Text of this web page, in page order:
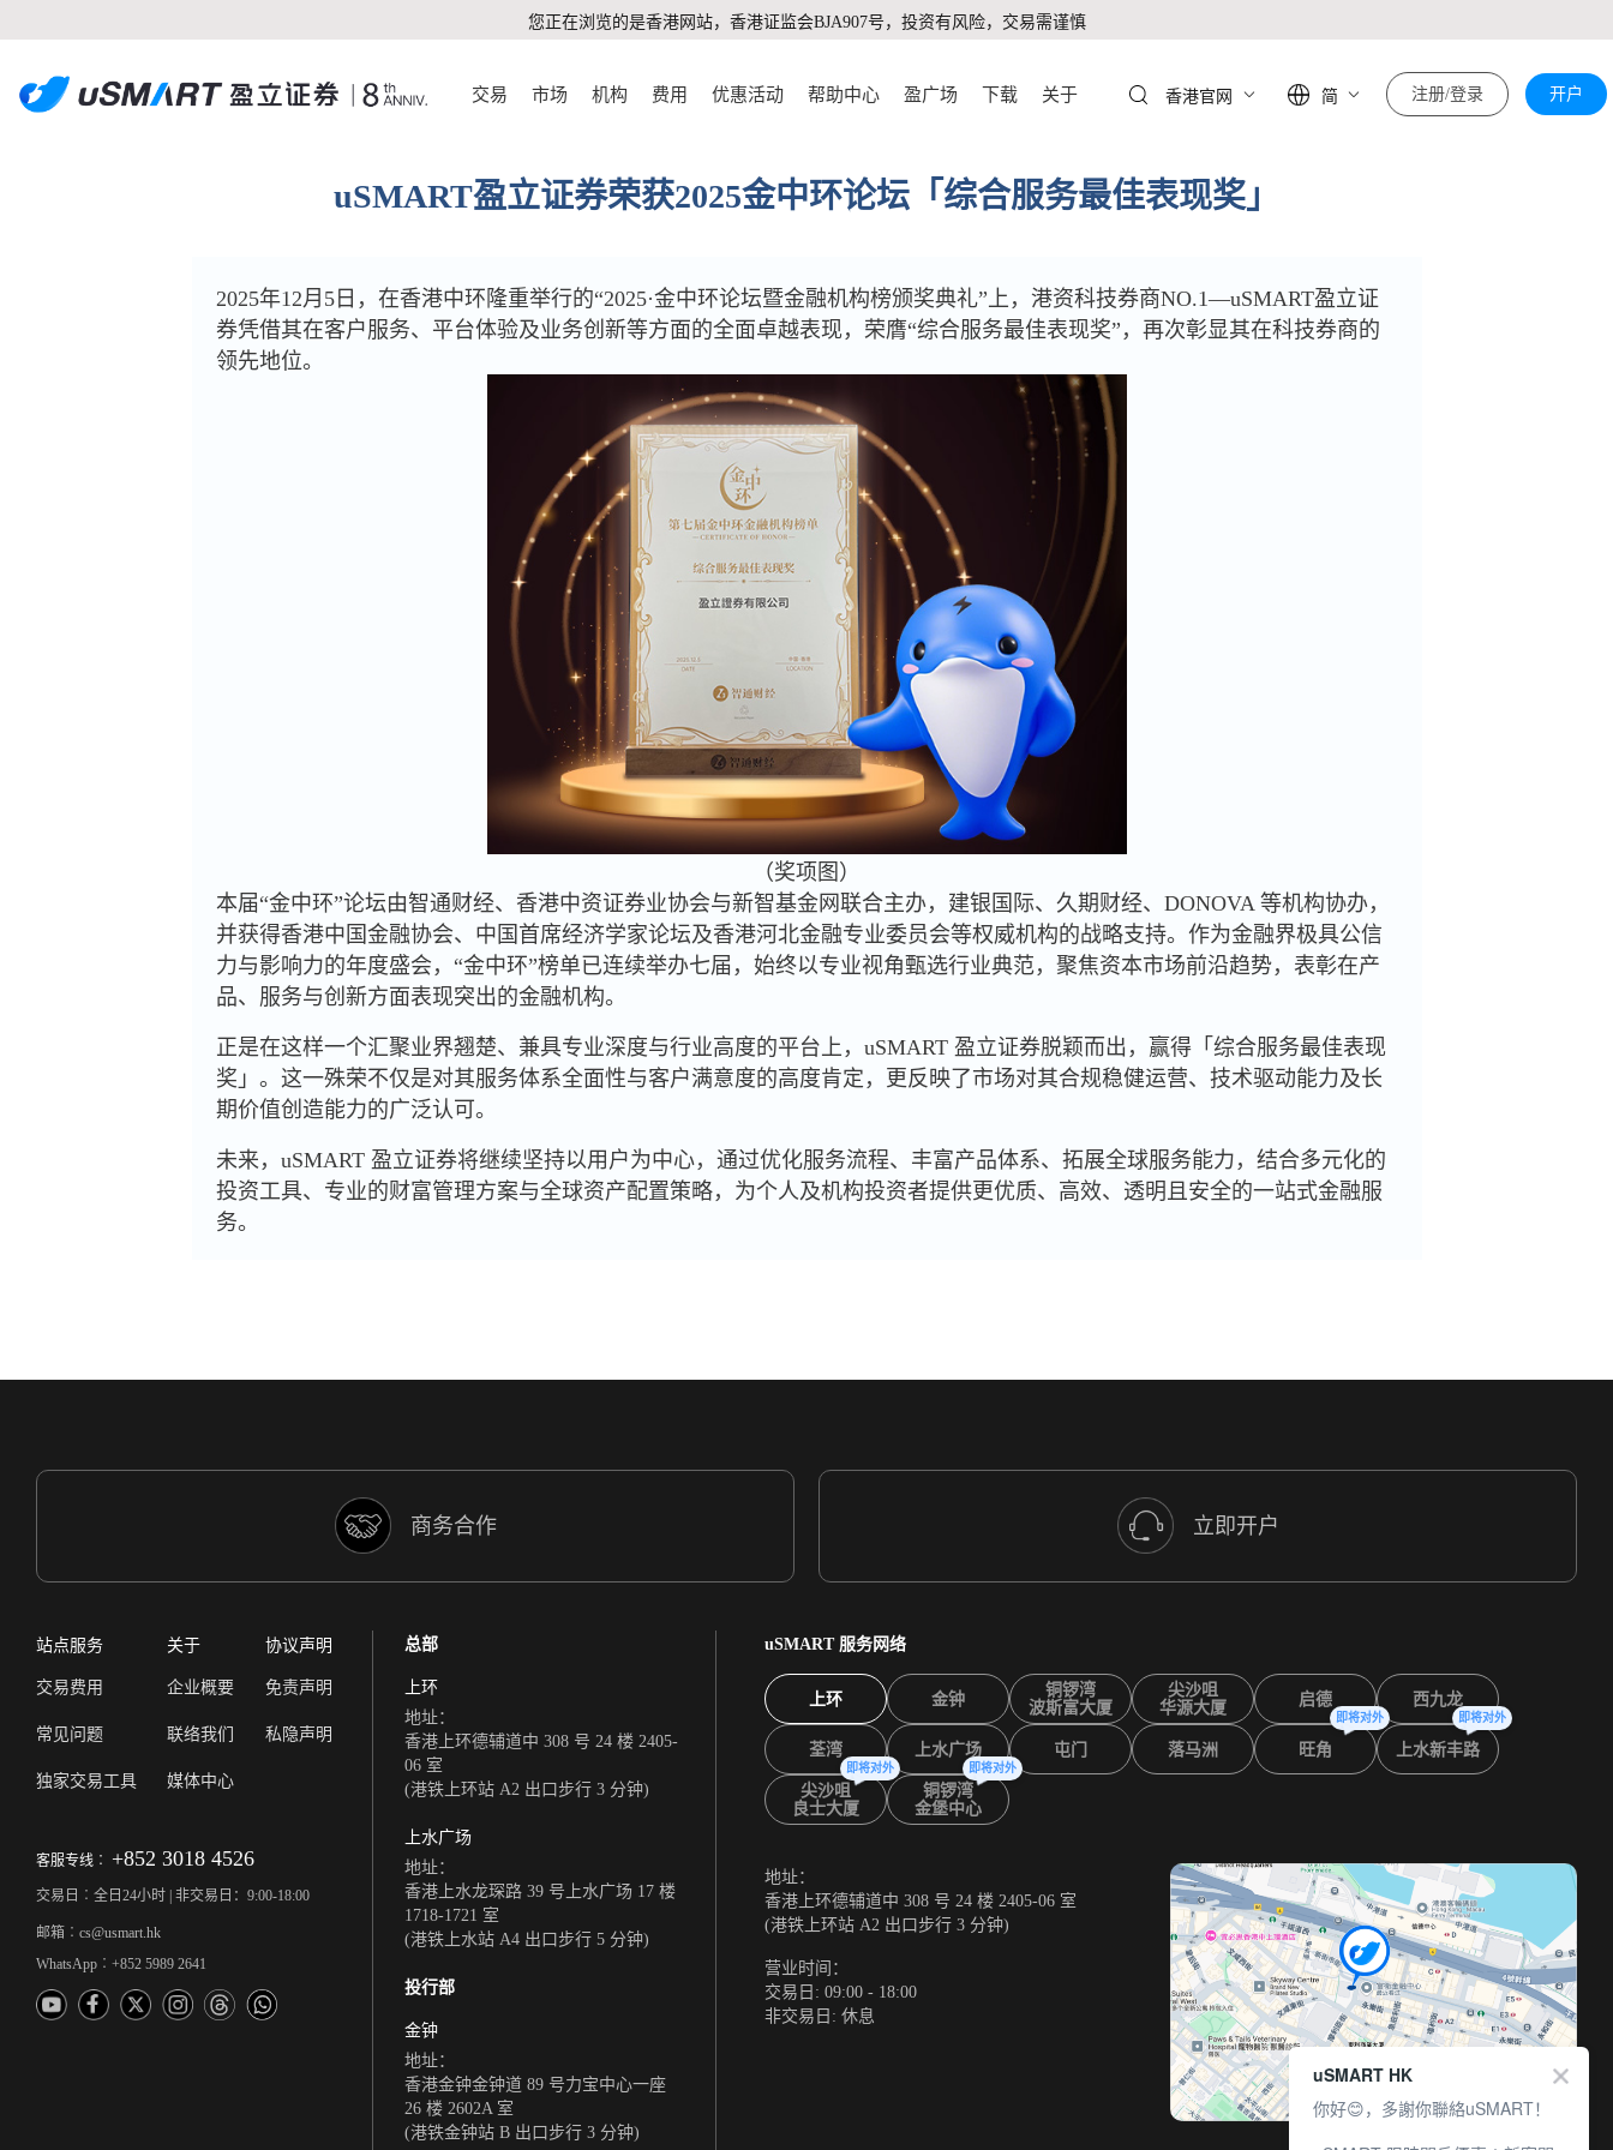
您正在浏览的是香港网站，香港证监会BJA907号，投资有风险，交易需谨慎
交易 市场 机构 费用 优惠活动 帮助中心 盈广场 下载 关于 香港官网 简 注册/登录 开户
uSMART盈立证券荣获2025金中环论坛「综合服务最佳表现奖」
2025年12月5日，在香港中环隆重举行的“2025·金中环论坛暨金融机构榜颁奖典礼”上，港资科技券商NO.1—uSMART盈立证
券凭借其在客户服务、平台体验及业务创新等方面的全面卓越表现，荣膺“综合服务最佳表现奖”，再次彰显其在科技券商的
领先地位。
（奖项图）
本届“金中环”论坛由智通财经、香港中资证券业协会与新智基金网联合主办，建银国际、久期财经、DONOVA 等机构协办，
并获得香港中国金融协会、中国首席经济学家论坛及香港河北金融专业委员会等权威机构的战略支持。作为金融界极具公信
力与影响力的年度盛会，“金中环”榜单已连续举办七届，始终以专业视角甄选行业典范，聚焦资本市场前沿趋势，表彰在产
品、服务与创新方面表现突出的金融机构。
正是在这样一个汇聚业界翘楚、兼具专业深度与行业高度的平台上，uSMART 盈立证券脱颖而出，赢得「综合服务最佳表现
奖」。这一殊荣不仅是对其服务体系全面性与客户满意度的高度肯定，更反映了市场对其合规稳健运营、技术驱动能力及长
期价值创造能力的广泛认可。
未来，uSMART 盈立证券将继续坚持以用户为中心，通过优化服务流程、丰富产品体系、拓展全球服务能力，结合多元化的
投资工具、专业的财富管理方案与全球资产配置策略，为个人及机构投资者提供更优质、高效、透明且安全的一站式金融服
务。
商务合作 立即开户
站点服务
交易费用
常见问题
独家交易工具
关于
企业概要
联络我们
媒体中心
协议声明
免责声明
私隐声明
客服专线︰ +852 3018 4526
交易日︰全日24小时 | 非交易日：9:00-18:00
邮箱︰cs@usmart.hk
WhatsApp︰+852 5989 2641
总部
上环
地址：
香港上环德辅道中 308 号 24 楼 2405-
06 室
(港铁上环站 A2 出口步行 3 分钟)
上水广场
地址：
香港上水龙琛路 39 号上水广场 17 楼
1718-1721 室
(港铁上水站 A4 出口步行 5 分钟)
投行部
金钟
地址：
香港金钟金钟道 89 号力宝中心一座
26 楼 2602A 室
(港铁金钟站 B 出口步行 3 分钟)
uSMART 服务网络
上环 金钟
铜锣湾
波斯富大厦
尖沙咀
华源大厦
启德 西九龙
荃湾 上水广场 屯门 落马洲 旺角
即将对外
上水新丰路
即将对外
尖沙咀
良士大厦
即将对外
铜锣湾
金堡中心
即将对外
地址：
香港上环德辅道中 308 号 24 楼 2405-06 室
(港铁上环站 A2 出口步行 3 分钟)
营业时间：
交易日: 09:00 - 18:00
非交易日: 休息
uSMART HK
你好😊，多謝你聯絡uSMART！